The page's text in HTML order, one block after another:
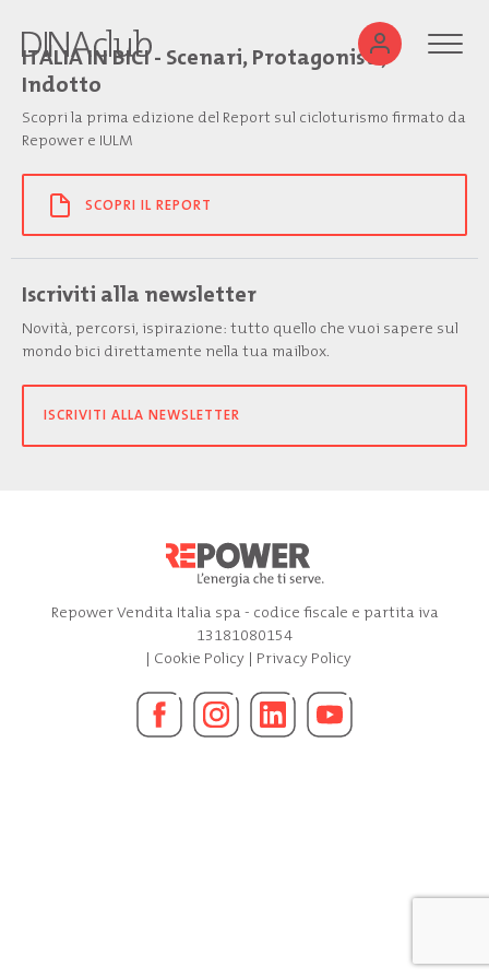
ITALIA IN BICI - Scenari, Protagonisti,
Indotto
Scopri la prima edizione del Report sul cicloturismo firmato da
Repower e IULM
SCOPRI IL REPORT
Iscriviti alla newsletter
Novità, percorsi, ispirazione: tutto quello che vuoi sapere sul
mondo bici direttamente nella tua mailbox.
ISCRIVITI ALLA NEWSLETTER
Repower Vendita Italia spa - codice fiscale e partita iva
13181080154
| Cookie Policy| Privacy Policy